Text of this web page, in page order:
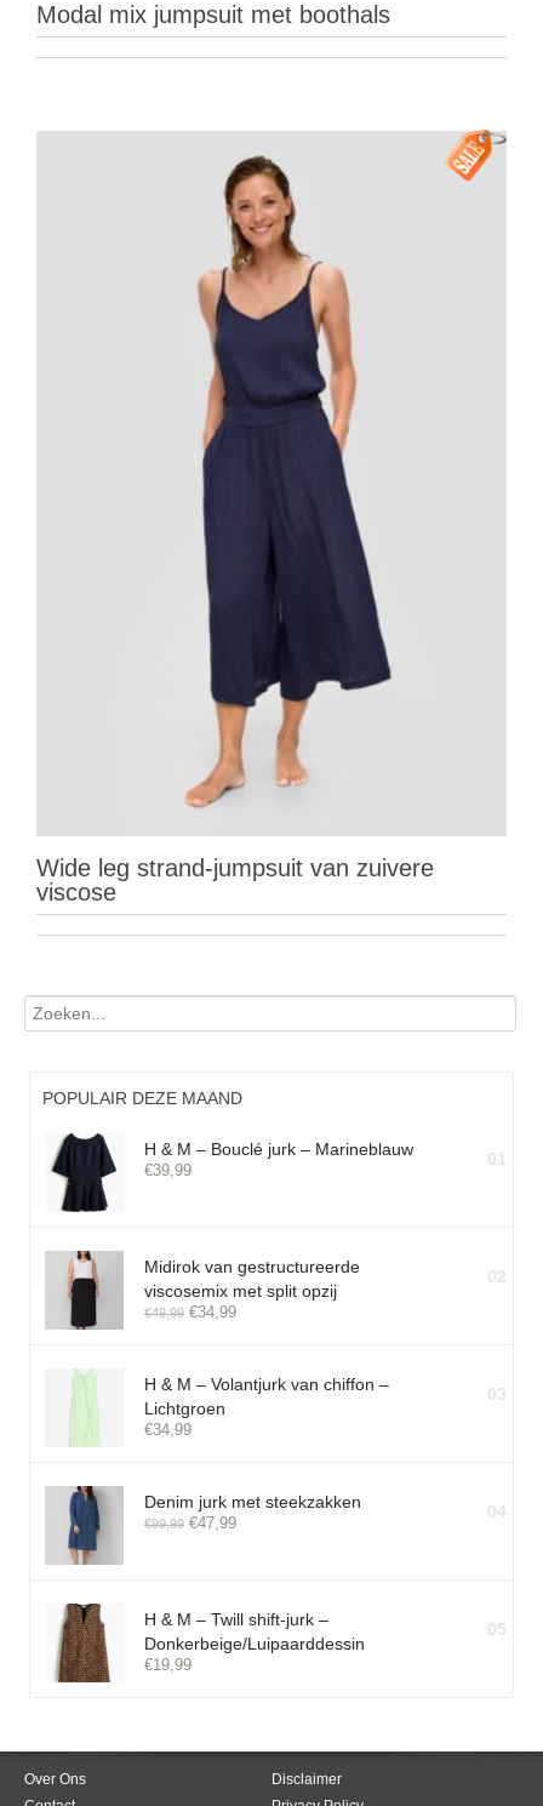
Modal mix jumpsuit met boothals
Wide leg strand-jumpsuit van zuivere
viscose
POPULAIR DEZE MAAND
H & M – Bouclé jurk – Marineblauw
€39,99
01
Midirok van gestructureerde
viscosemix met split opzij
€49,99 €34,99
02
H & M – Volantjurk van chiffon –
Lichtgroen
€34,99
03
Denim jurk met steekzakken
€99,99 €47,99
04
H & M – Twill shift-jurk –
Donkerbeige/Luipaarddessin
€19,99
05
Over Ons
Disclaimer